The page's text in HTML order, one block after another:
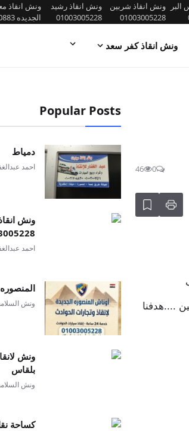
ونش انقاذ شربين
01003005228
ونش انقاذ رشيد
01003005228
ونش انقاذ
الجديده 01003170883
ونش انقاذ كفر سعد
0
46
....هدفنا
Popular Posts
دمياط
احمد
ونش
احمد
المنصوره
ونش
ونش
بلقاس
ونش
كساحة